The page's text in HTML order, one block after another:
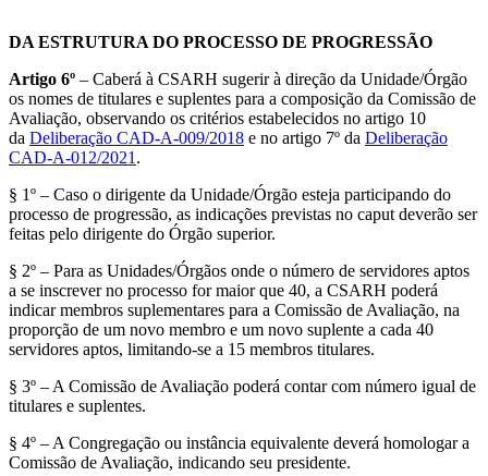
DA ESTRUTURA DO PROCESSO DE PROGRESSÃO
Artigo 6º – Caberá à CSARH sugerir à direção da Unidade/Órgão
os nomes de titulares e suplentes para a composição da Comissão de
Avaliação, observando os critérios estabelecidos no artigo 10
da Deliberação CAD-A-009/2018 e no artigo 7º da Deliberação
CAD-A-012/2021 .
§ 1º – Caso o dirigente da Unidade/Órgão esteja participando do
processo de progressão, as indicações previstas no caput deverão ser
feitas pelo dirigente do Órgão superior.
§ 2º – Para as Unidades/Órgãos onde o número de servidores aptos
a se inscrever no processo for maior que 40, a CSARH poderá
indicar membros suplementares para a Comissão de Avaliação, na
proporção de um novo membro e um novo suplente a cada 40
servidores aptos, limitando-se a 15 membros titulares.
§ 3º – A Comissão de Avaliação poderá contar com número igual de
titulares e suplentes.
§ 4º – A Congregação ou instância equivalente deverá homologar a
Comissão de Avaliação, indicando seu presidente.